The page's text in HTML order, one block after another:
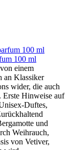
100 ml
einem
an Klassiker
wider, die auch
Erste Hinweise auf
Duftes,
und
Weihrauch,
von Vetiver,